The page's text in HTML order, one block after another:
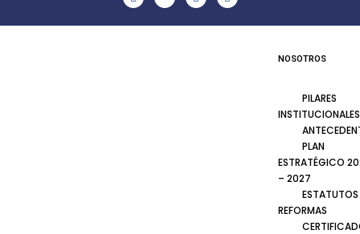
NOSOTROS
PILARES
INSTITUCIONALES
PLAN
ESTRATÉGICO
– 2027
ESTATUTOS
REFORMAS